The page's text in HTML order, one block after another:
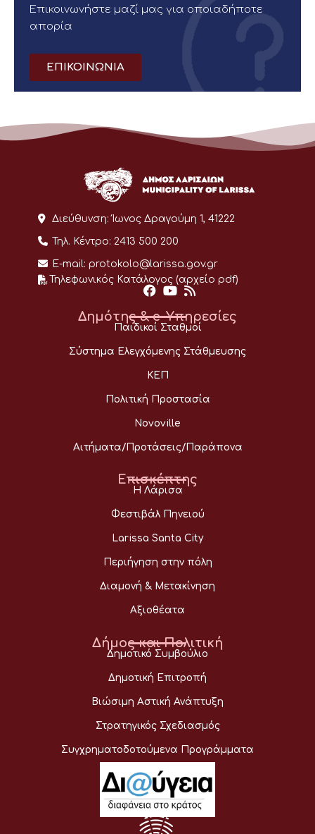
Επικοινωνήστε μαζί μας για οποιαδήποτε
απορία
ΕΠΙΚΟΙΝΩΝΙΑ
Διεύθυνση: Ίωνος Δραγούμη 1, 41222
Τηλ. Κέντρο: 2413 500 200
E-mail: protokolo@larissa.gov.gr
Τηλεφωνικός Κατάλογος (αρχείο pdf)
Δημότης & e-Υπηρεσίες
Παιδικοί Σταθμοί
Σύστημα Ελεγχόμενης Στάθμευσης
ΚΕΠ
Πολιτική Προστασία
Novoville
Αιτήματα/Προτάσεις/Παράπονα
Επισκέπτης
Η Λάρισα
Φεστιβάλ Πηνειού
Larissa Santa City
Περιήγηση στην πόλη
Διαμονή & Μετακίνηση
Αξιοθέατα
Δήμος και Πολιτική
Δημοτικό Συμβούλιο
Δημοτική Επιτροπή
Βιώσιμη Αστική Ανάπτυξη
Στρατηγικός Σχεδιασμός
Συγχρηματοδοτούμενα Προγράμματα